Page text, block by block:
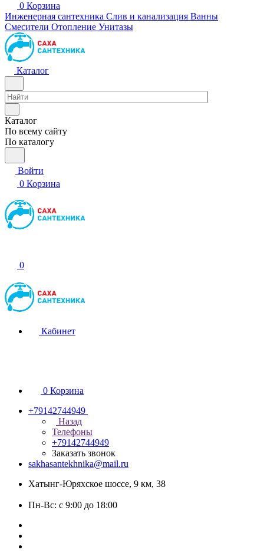
0 Корзина
Инженерная сантехника Слив и канализация Ванны
Смесители Отопление Унитазы
Каталог
Каталог
По всему сайту
По каталогу
Войти
0 Корзина
0
Кабинет
0 Корзина
+79142744949
Назад
Телефоны
+79142744949
Заказать звонок
sakhasantekhnika@mail.ru
Хатынг-Юряхское шоссе, 9 км, 38
Пн-Вс: с 9:00 до 18:00